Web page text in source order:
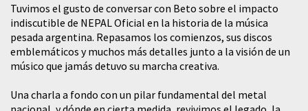
Tuvimos el gusto de conversar con Beto sobre el impacto
indiscutible de NEPAL Oficial en la historia de la música
pesada argentina. Repasamos los comienzos, sus discos
emblemáticos y muchos más detalles junto a la visión de un
músico que jamás detuvo su marcha creativa.
​Una charla a fondo con un pilar fundamental del metal